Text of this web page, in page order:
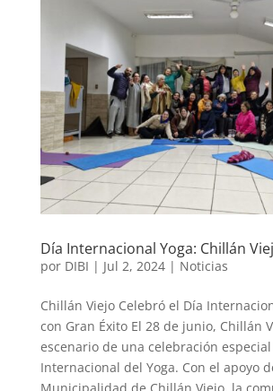
Día Internacional Yoga: Chillán
por DIBI | Jul 2, 2024| Noticias
Chillán Viejo Celebró el Día
con Gran Éxito El 28 de junio, Chillán
escenario de una celebración
Internacional del Yoga. Con el apoyo
Municipalidad de Chillán Viejo, la